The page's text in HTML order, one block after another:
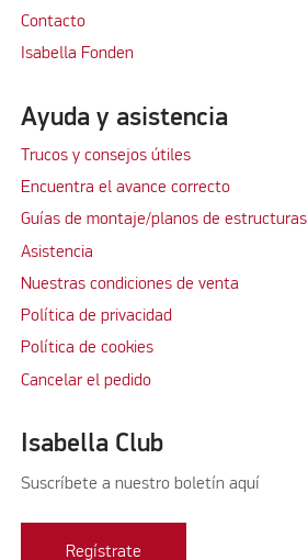
Contacto
Isabella Fonden
Ayuda y asistencia
Trucos y consejos útiles
Encuentra el avance correcto
Guías de montaje/planos de estructuras
Asistencia
Nuestras condiciones de venta
Política de privacidad
Política de cookies
Cancelar el pedido
Isabella Club
Suscríbete a nuestro boletín aquí
Regístrate